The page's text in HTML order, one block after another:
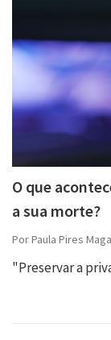
O que
a sua morte?
Por Paula Pires
"Preservar a